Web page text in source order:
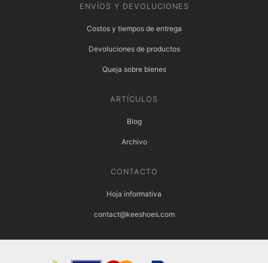
ENVÍOS Y DEVOLUCIONES
Costos y tiempos de entrega
Devoluciones de productos
Queja sobre bienes
ARTÍCULOS
Blog
Archivo
CONTACTO
Hoja informativa
contact@keeshoes.com